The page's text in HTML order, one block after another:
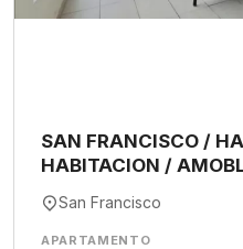
SAN FRANCISCO /
HABITACION /
San Francisco
APARTAMENTO